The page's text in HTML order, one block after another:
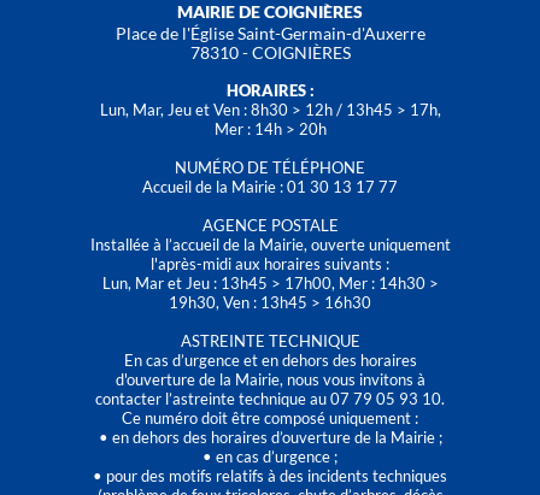
MAIRIE DE COIGNIÈRES
Place de l'Église Saint-Germain-d'Auxerre
78310 - COIGNIÈRES
HORAIRES :
Lun, Mar, Jeu et Ven : 8h30 > 12h / 13h45 > 17h,
Mer : 14h > 20h
NUMÉRO DE TÉLÉPHONE
Accueil de la Mairie : 01 30 13 17 77
AGENCE POSTALE
Installée à l’accueil de la Mairie, ouverte uniquement
l'après-midi aux horaires suivants :
Lun, Mar et Jeu : 13h45 > 17h00, Mer : 14h30 >
19h30, Ven : 13h45 > 16h30
ASTREINTE TECHNIQUE
En cas d’urgence et en dehors des horaires
d'ouverture de la Mairie, nous vous invitons à
contacter l’astreinte technique au 07 79 05 93 10.
Ce numéro doit être composé uniquement :
• en dehors des horaires d’ouverture de la Mairie ;
• en cas d’urgence ;
• pour des motifs relatifs à des incidents techniques